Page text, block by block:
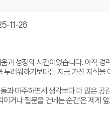
11-26
성장의 시간이었습니다. 아직
려워하기보다는 지금 가진 지식
마주하면서 생각보다 더 많은
거나 질문을 건네는 순간'은 제게